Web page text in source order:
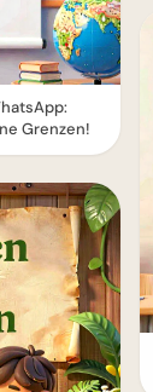
Grenzen!